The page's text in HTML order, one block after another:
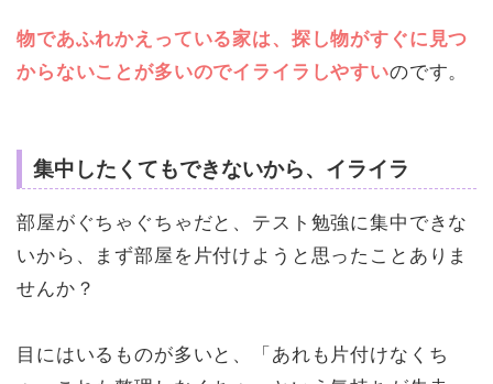
物であふれかえっている家は、探し物がすぐに見つ
からないことが多いのでイライラしやすいのです。
集中したくてもできないから、イライラ
部屋がぐちゃぐちゃだと、テスト勉強に集中できな
いから、まず部屋を片付けようと思ったことありま
せんか？
目にはいるものが多いと、「あれも片付けなくち